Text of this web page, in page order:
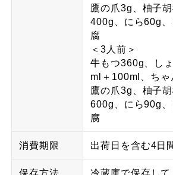
鷹の爪3g、柚子
400g、にら60g
腐
＜3人前＞
牛もつ360g、し
ml＋100ml、ちゃ
鷹の爪3g、柚子
600g、にら90g
腐
消費期限 出荷日を含む4日
保存方法 冷蔵庫で保存し